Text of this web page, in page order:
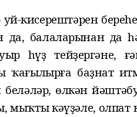
уй-кисерештәрен
балаларынан да
һүҙ тейҙергәне,
ҡағылырға баҙнат
өлкән йәштә
мыҡты кәүҙәле, олпат